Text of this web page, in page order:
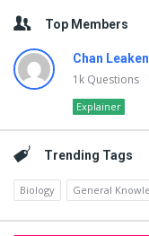
Top Members
Chan
1k Questions
Explainer
Trending Tags
Biology General